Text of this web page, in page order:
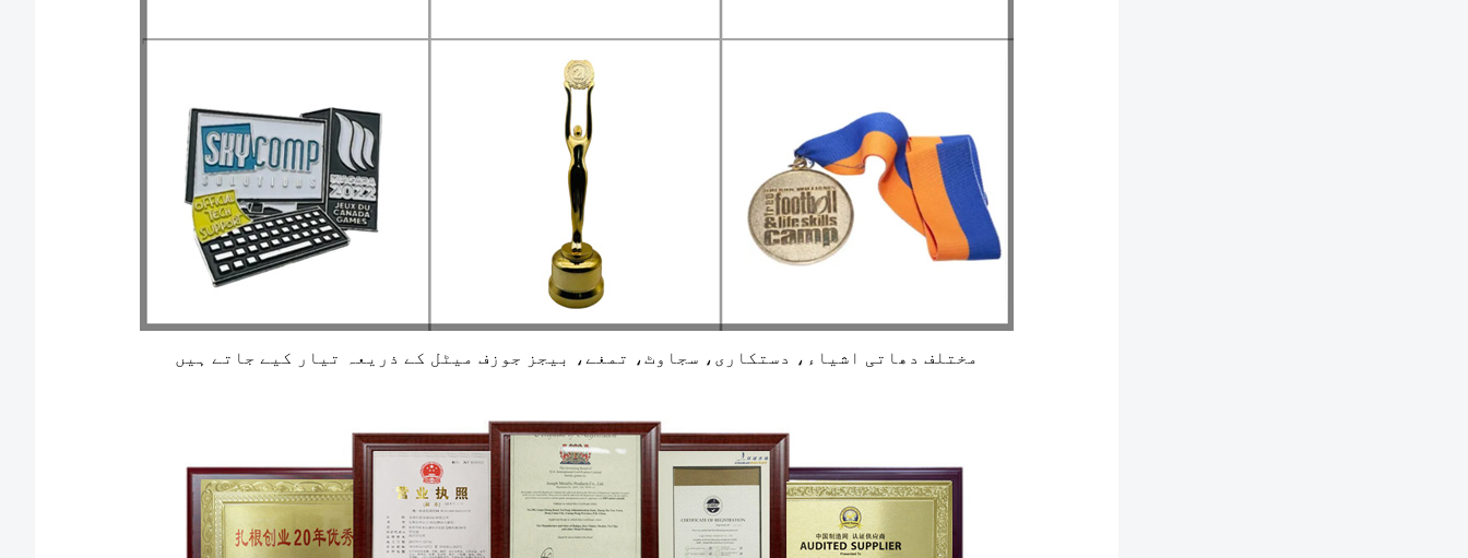
مختلف دھاتی اشیاء، دستکاری، سجاوٹ، تمغے، بیجز جوزف میٹل کے ذریعہ تیار کیے جاتے ہیں